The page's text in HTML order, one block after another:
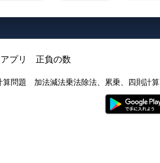
アプリ 正負の数
算問題 加法減法乗法除法、累乗、四則計算